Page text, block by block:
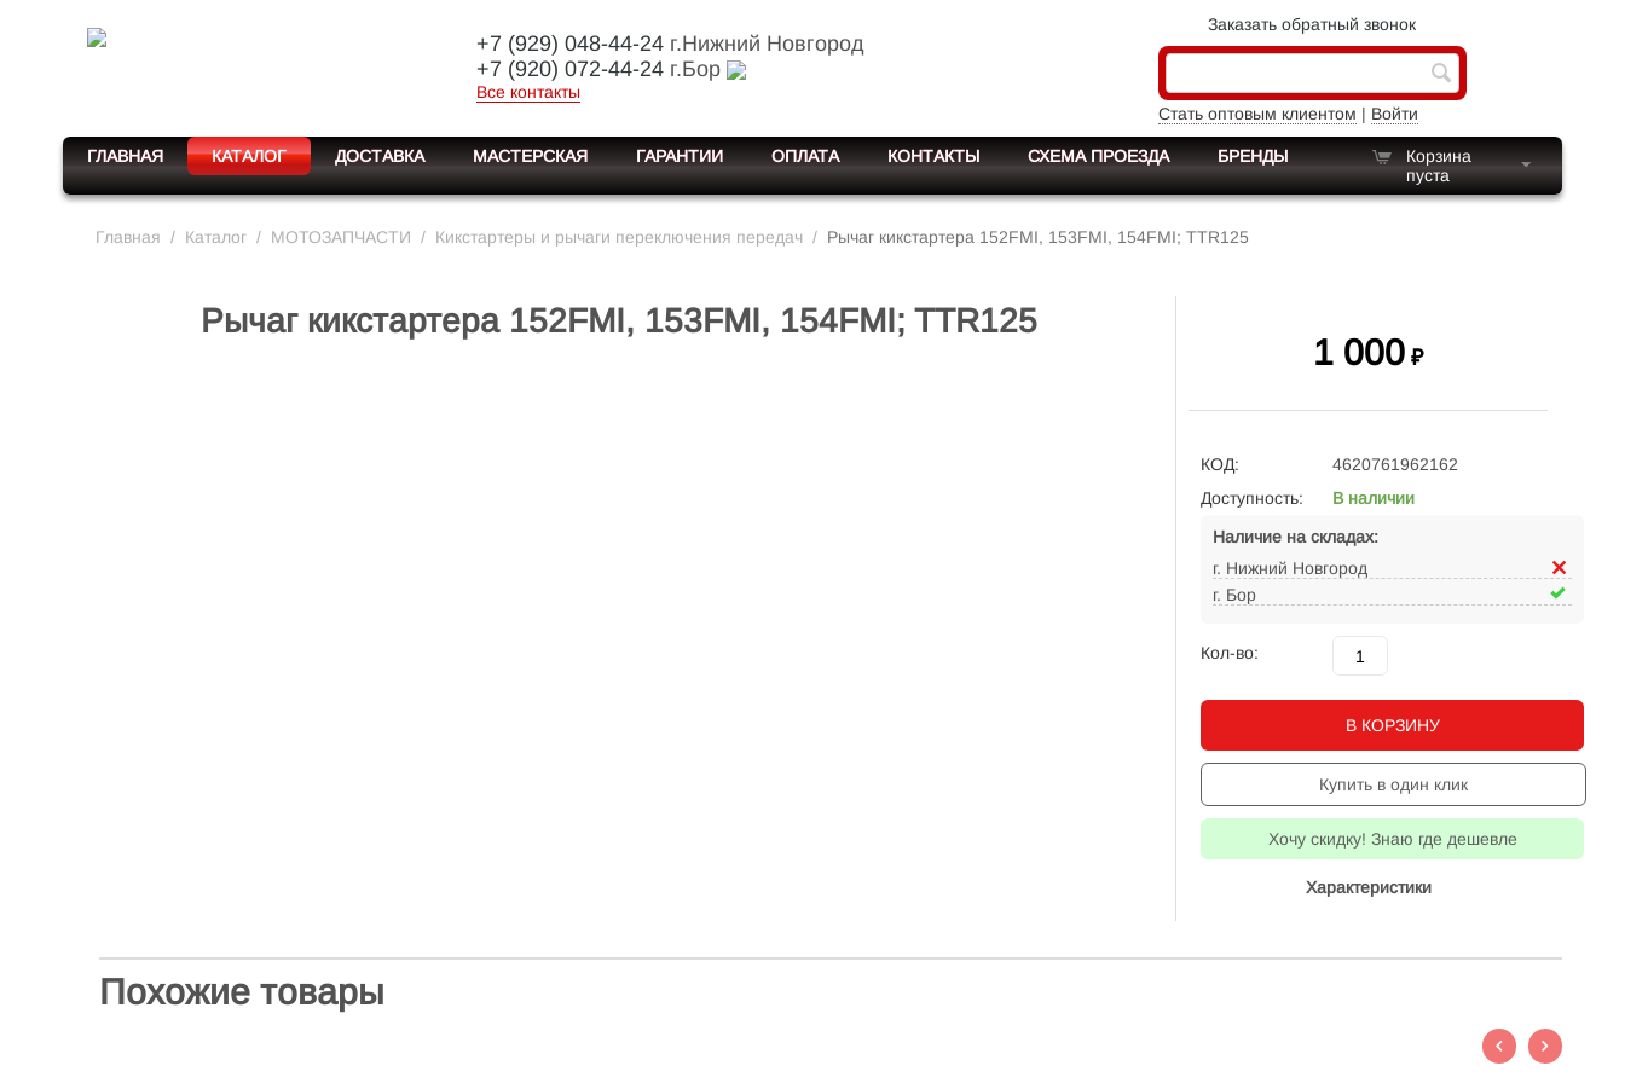
+7 (929) 048-44-24г.Нижний Новгород
+7 (920) 072-44-24г.Бор
Все контакты
Заказать обратный звонок
Стать оптовым клиентом | Войти
ГЛАВНАЯ КАТАЛОГ ДОСТАВКА МАСТЕРСКАЯ ГАРАНТИИ ОПЛАТА КОНТАКТЫ СХЕМА ПРОЕЗДА БРЕНДЫ
Корзина
пуста
Главная / Каталог / МОТОЗАПЧАСТИ / Кикстартеры и рычаги переключения передач / Рычаг кикстартера 152FMI, 153FMI, 154FMI; TTR125
Рычаг кикстартера 152FMI, 153FMI, 154FMI; TTR125
1 000 ₽
КОД:
4620761962162
Доступность:
В наличии
Наличие на складах:
г. Нижний Новгород
г. Бор
Кол-во:
В КОРЗИНУ
Купить в один клик
Хочу скидку! Знаю где дешевле
Характеристики
Похожие товары